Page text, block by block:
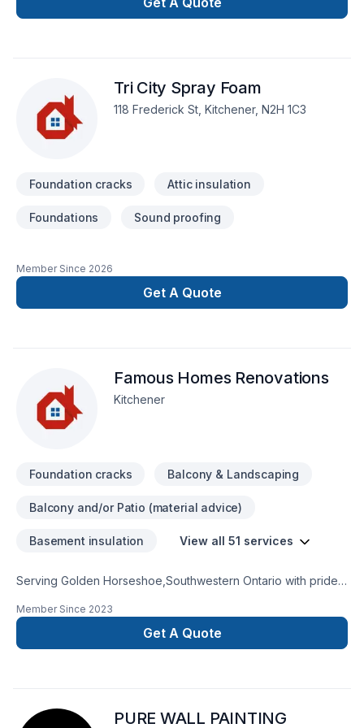
Tri City Spray Foam
118 Frederick St, Kitchener, N2H 1C3
Foundation cracks Attic insulation
Foundations Sound proofing
Member Since 2026
Get A Quote
Famous Homes Renovations
Kitchener
Foundation cracks Balcony & Landscaping
Balcony and/or Patio (material advice)
Basement insulation View all 51 services
Serving Golden Horseshoe,Southwestern Ontario with pride,
Basement insulation, Bathroom, Cabinet, Carpenter, Caulking,
Commercial, Concrete, Decking, Demolition, Doors and
windows, Drywall taping, Exterior painting, Fence, Floor
Staircase & railing, Tiling, Wall insulation, Wooden balcony
Member Since 2023
Get A Quote
PURE WALL PAINTING